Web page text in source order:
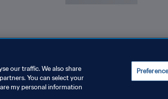
our traffic. We also share
You can select your
my personal information